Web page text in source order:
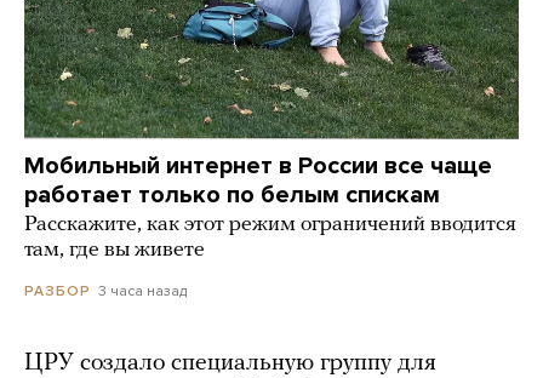
Мобильный интернет в России все чаще
работает только по белым спискам
Расскажите, как этот режим ограничений вводится
там, где вы живете
РАЗБОР 3 часа назад
ЦРУ создало специальную группу для